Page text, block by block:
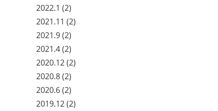
2022.1 (2)
2021.11 (2)
2021.9(2)
2021.4(2)
2020.12(2)
2020.8(2)
2020.6(2)
2019.12(2)